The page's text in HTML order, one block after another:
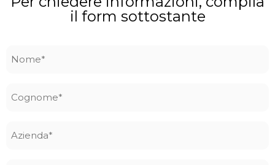
il form sottostante